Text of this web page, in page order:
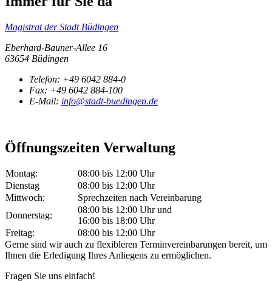
Magistrat der Stadt Büdingen
Eberhard-Bauner-Allee 16
63654 Büdingen
Telefon: +49 6042 884-0
Fax: +49 6042 884-100
E-Mail: info@stadt-buedingen.de
Öffnungszeiten Verwaltung
Montag:
08:00 bis 12:00 Uhr
Dienstag
08:00 bis 12:00 Uhr
Mittwoch:
Sprechzeiten nach Vereinbarung
Donnerstag:
08:00 bis 12:00 Uhr und
16:00 bis 18:00 Uhr
Freitag:
08:00 bis 12:00 Uhr
Gerne sind wir auch zu flexibleren Terminvereinbarungen bereit, um
Ihnen die Erledigung Ihres Anliegens zu ermöglichen.
Fragen Sie uns einfach!